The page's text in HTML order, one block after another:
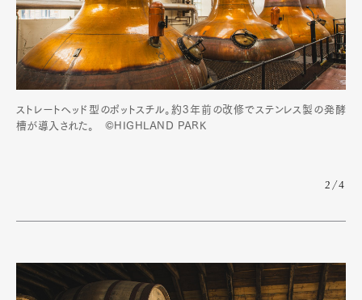
ストレートヘッド型のポットスチル。約3年前の改修でステンレス製の発酵
槽が導入された。 ©HIGHLAND PARK
2/4